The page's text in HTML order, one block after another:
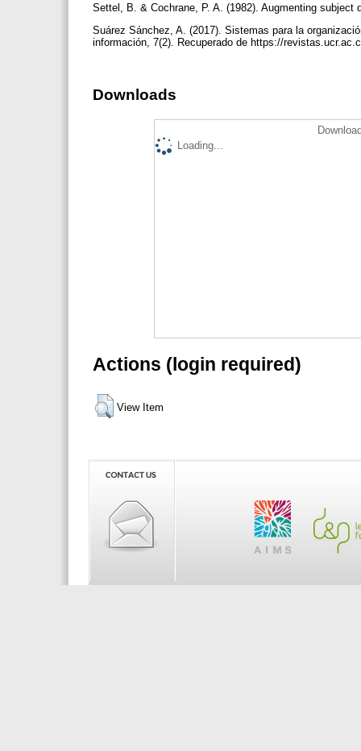
Settel, B. & Cochrane, P. A. (1982). Augmenting
Suárez Sánchez, A. (2017). Sistemas para la
información, 7(2). Recuperado de https://
Downloads
Loading...
Actions (login required)
View Item